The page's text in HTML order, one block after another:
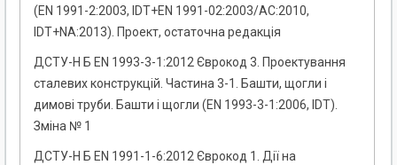
(EN 1991-2:2003, IDТ+EN 1991-02:2003/АС:2010,
IDТ+NA:2013). Проект, остаточна редакція
ДСТУ-Н Б EN 1993-3-1:2012 Єврокод 3. Проектування
сталевих конструкцій. Частина 3-1. Башти, щогли і
димові труби. Башти і щогли (EN 1993-3-1:2006, IDT).
Зміна № 1
ДСТУ-Н Б EN 1991-1-6:2012 Єврокод 1. Дії на